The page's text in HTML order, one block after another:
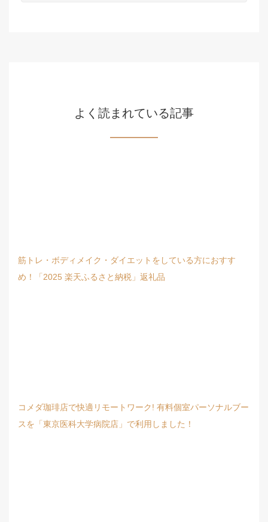
よく読まれている記事
筋トレ・ボディメイク・ダイエットをしている方におすす
め！「2025 楽天ふるさと納税」返礼品
コメダ珈琲店で快適リモートワーク! 有料個室パーソナルブー
スを「東京医科大学病院店」で利用しました！